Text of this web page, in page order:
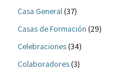
Casa General (37)
Casas de Formación (29)
Celebraciones (34)
Colaboradores (3)